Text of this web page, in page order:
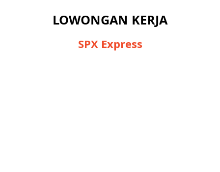
LOWONGAN KERJA
SPX Express